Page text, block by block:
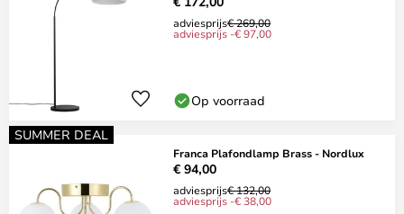
adviesprijs€ 269,00
adviesprijs -€ 97,00
Op voorraad
SUMMER DEAL
Franca Plafondlamp Brass - Nordlux
€ 94,00
adviesprijs€ 132,00
adviesprijs -€ 38,00